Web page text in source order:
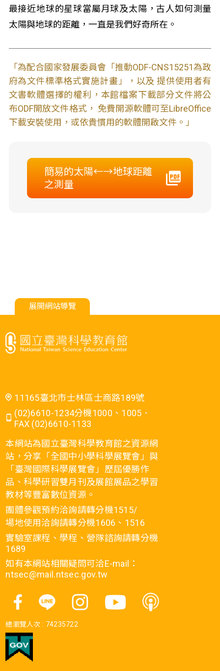
最接近地球的星球當屬月球及太陽，古人如何測量
太陽與地球的距離，一直是我們好奇所在。
「為配合國家發展委員會「推動ODF-CNS15251為政
府為文件標準格式實施計畫」，以及 提供使用者有
文書軟體選擇的權利，本館檔案下載部分文件將公
布ODF開放文件格式， 免費開源軟體可至LibreOffice
下載安裝使用，或依貴慣用的軟體開啟文件。」
簡易的太陽←→地球距離
之測量
展開網站導覽
11165臺北市士林區士商路189號
(02)6610-1234分機1000、1005．
FAX (02)6610-1133
本網站為國立臺灣科學教育館之資源網
站，分享「全國中小學科學展覽會」與
「臺灣國際科學展覽會」歷屆優勝作
品、科學研習雙月刊及展館展品之學習
教材等豐富數位資源。
團體參觀預約洽詢請轉分機1515/
場地使用洽詢請轉分機1606、1516
實驗室課程、學程、營隊諮詢請轉分機
1689
如有本網站相關疑問可洽E-mail：
ntsec@mail.ntsec.gov.tw
總瀏覽人次 : 74235722